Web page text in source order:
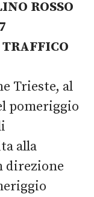
ROSSO
Trieste, al
pomeriggio
alla
direzione